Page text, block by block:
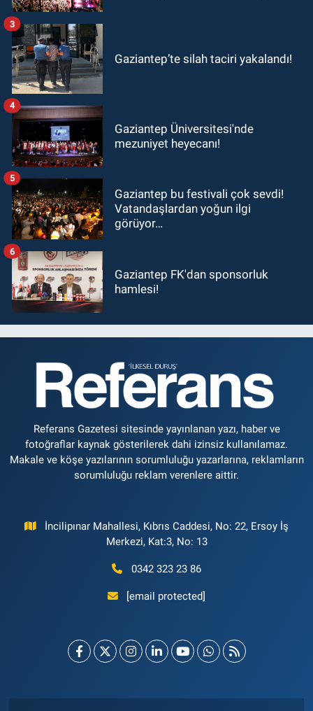
Gaziantep’te silah taciri yakalandı!
3
Gaziantep Üniversitesi'nde
mezuniyet heyecanı!
4
Gaziantep bu festivali çok sevdi!
Vatandaşlardan yoğun ilgi
görüyor…
5
Gaziantep FK'dan sponsorluk
hamlesi!
6
Referans Gazetesi sitesinde yayınlanan yazı, haber ve
fotoğraflar kaynak gösterilerek dahi izinsiz kullanılamaz.
Makale ve köşe yazılarının sorumluluğu yazarlarına, reklamların
sorumluluğu reklam verenlere aittir.
İncilipınar Mahallesi, Kıbrıs Caddesi, No: 22, Ersoy İş
Merkezi, Kat:3, No: 13
0342 323 23 86
[email protected]